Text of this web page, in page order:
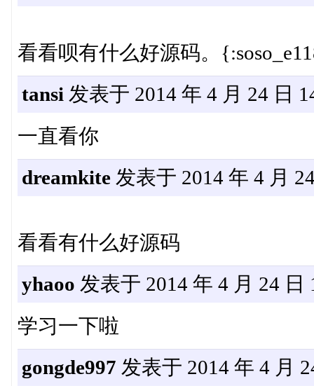
看看呗有什么好源码。
tansi 发表于 2014 年 4 月 24 日
一直看你
dreamkite发表于 2014 年 4 月
看看有什么好源码
yhaoo 发表于 2014 年 4 月 24 日
学习一下啦
gongde997 发表于 2014 年 4 月